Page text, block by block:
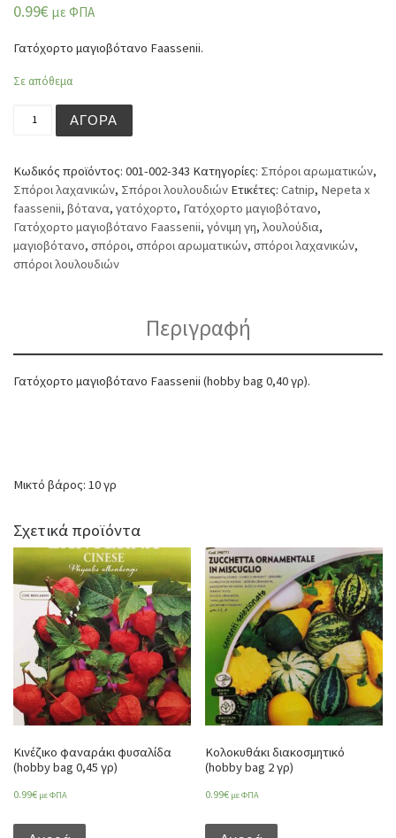
0.99€ με ΦΠΑ
Γατόχορτο μαγιοβότανο Faassenii.
Σε απόθεμα
ΑΓΟΡΆ
Κωδικός προϊόντος: 001-002-343 Κατηγορίες: Σπόροι αρωματικών,
Σπόροι λαχανικών, Σπόροι λουλουδιών Ετικέτες: Catnip, Nepeta x
faassenii, βότανα, γατόχορτο, Γατόχορτο μαγιοβότανο,
Γατόχορτο μαγιοβότανο Faassenii, γόνιμη γη, λουλούδια,
μαγιοβότανο, σπόροι, σπόροι αρωματικών, σπόροι λαχανικών,
σπόροι λουλουδιών
Περιγραφή
Γατόχορτο μαγιοβότανο Faassenii (hobby bag 0,40 γρ).
Μικτό βάρος: 10 γρ
Σχετικά προϊόντα
Κινέζικο φαναράκι φυσαλίδα
(hobby bag 0,45 γρ)
0.99€ με ΦΠΑ
Κολοκυθάκι διακοσμητικό
(hobby bag 2 γρ)
0.99€ με ΦΠΑ